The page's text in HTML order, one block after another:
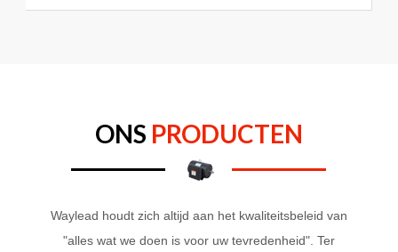
ONS PRODUCTEN
Waylead houdt zich altijd aan het kwaliteitsbeleid van
"alles wat we doen is voor uw tevredenheid". Ter